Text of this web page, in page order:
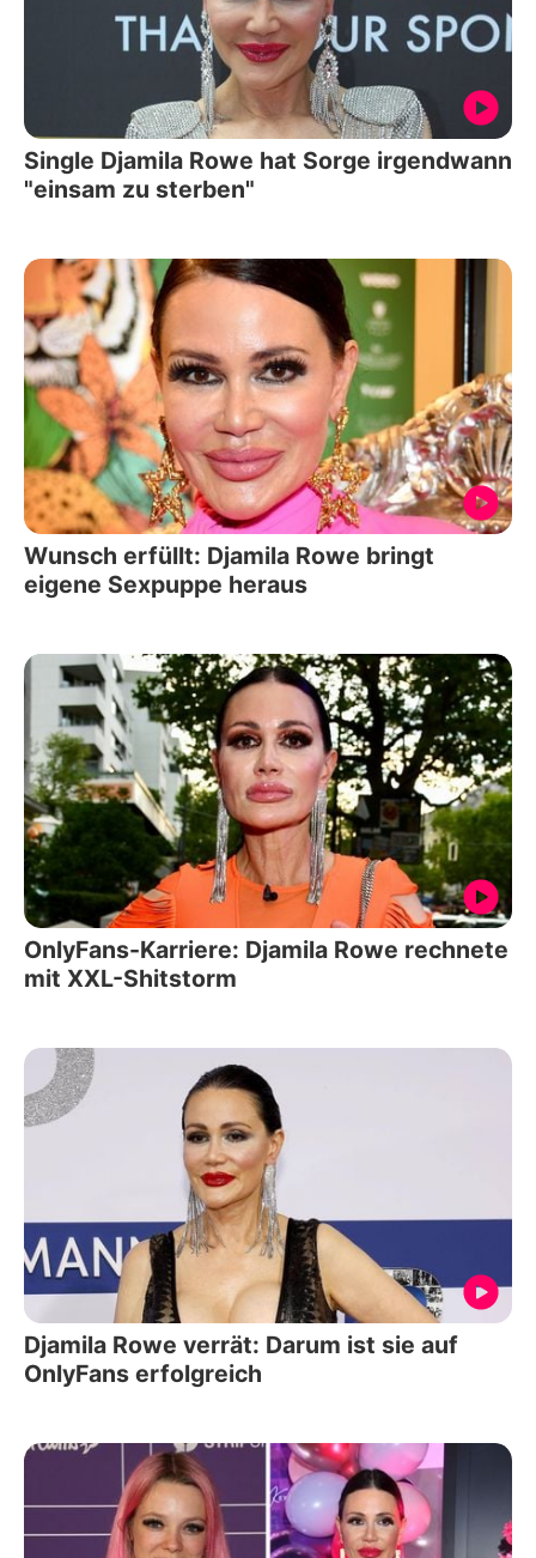
Single Djamila Rowe hat Sorge irgendwann
"einsam zu sterben"
Wunsch erfüllt: Djamila Rowe bringt
eigene Sexpuppe heraus
OnlyFans-Karriere: Djamila Rowe rechnete
mit XXL-Shitstorm
Djamila Rowe verrät: Darum ist sie auf
OnlyFans erfolgreich